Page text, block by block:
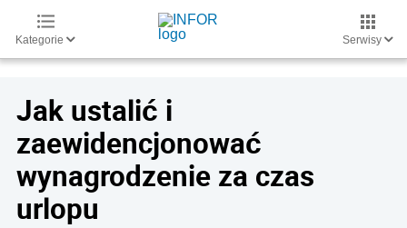
Kategorie Serwisy
Jak ustalić i
zaewidencjonować
wynagrodzenie za czas
urlopu